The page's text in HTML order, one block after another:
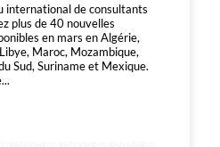
international de consultants
plus de 40 nouvelles
en mars en Algérie,
Maroc, Mozambique,
Sud, Suriname et Mexique.